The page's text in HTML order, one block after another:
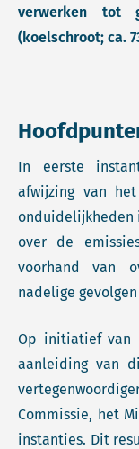
verwerken tot
(koelschroot; ca.
In eerste
afwijzing van het
onduidelijkheden
over de
voorhand van
nadelige
Op initiatief van
aanleiding van
Commissie, het
instanties. Dit